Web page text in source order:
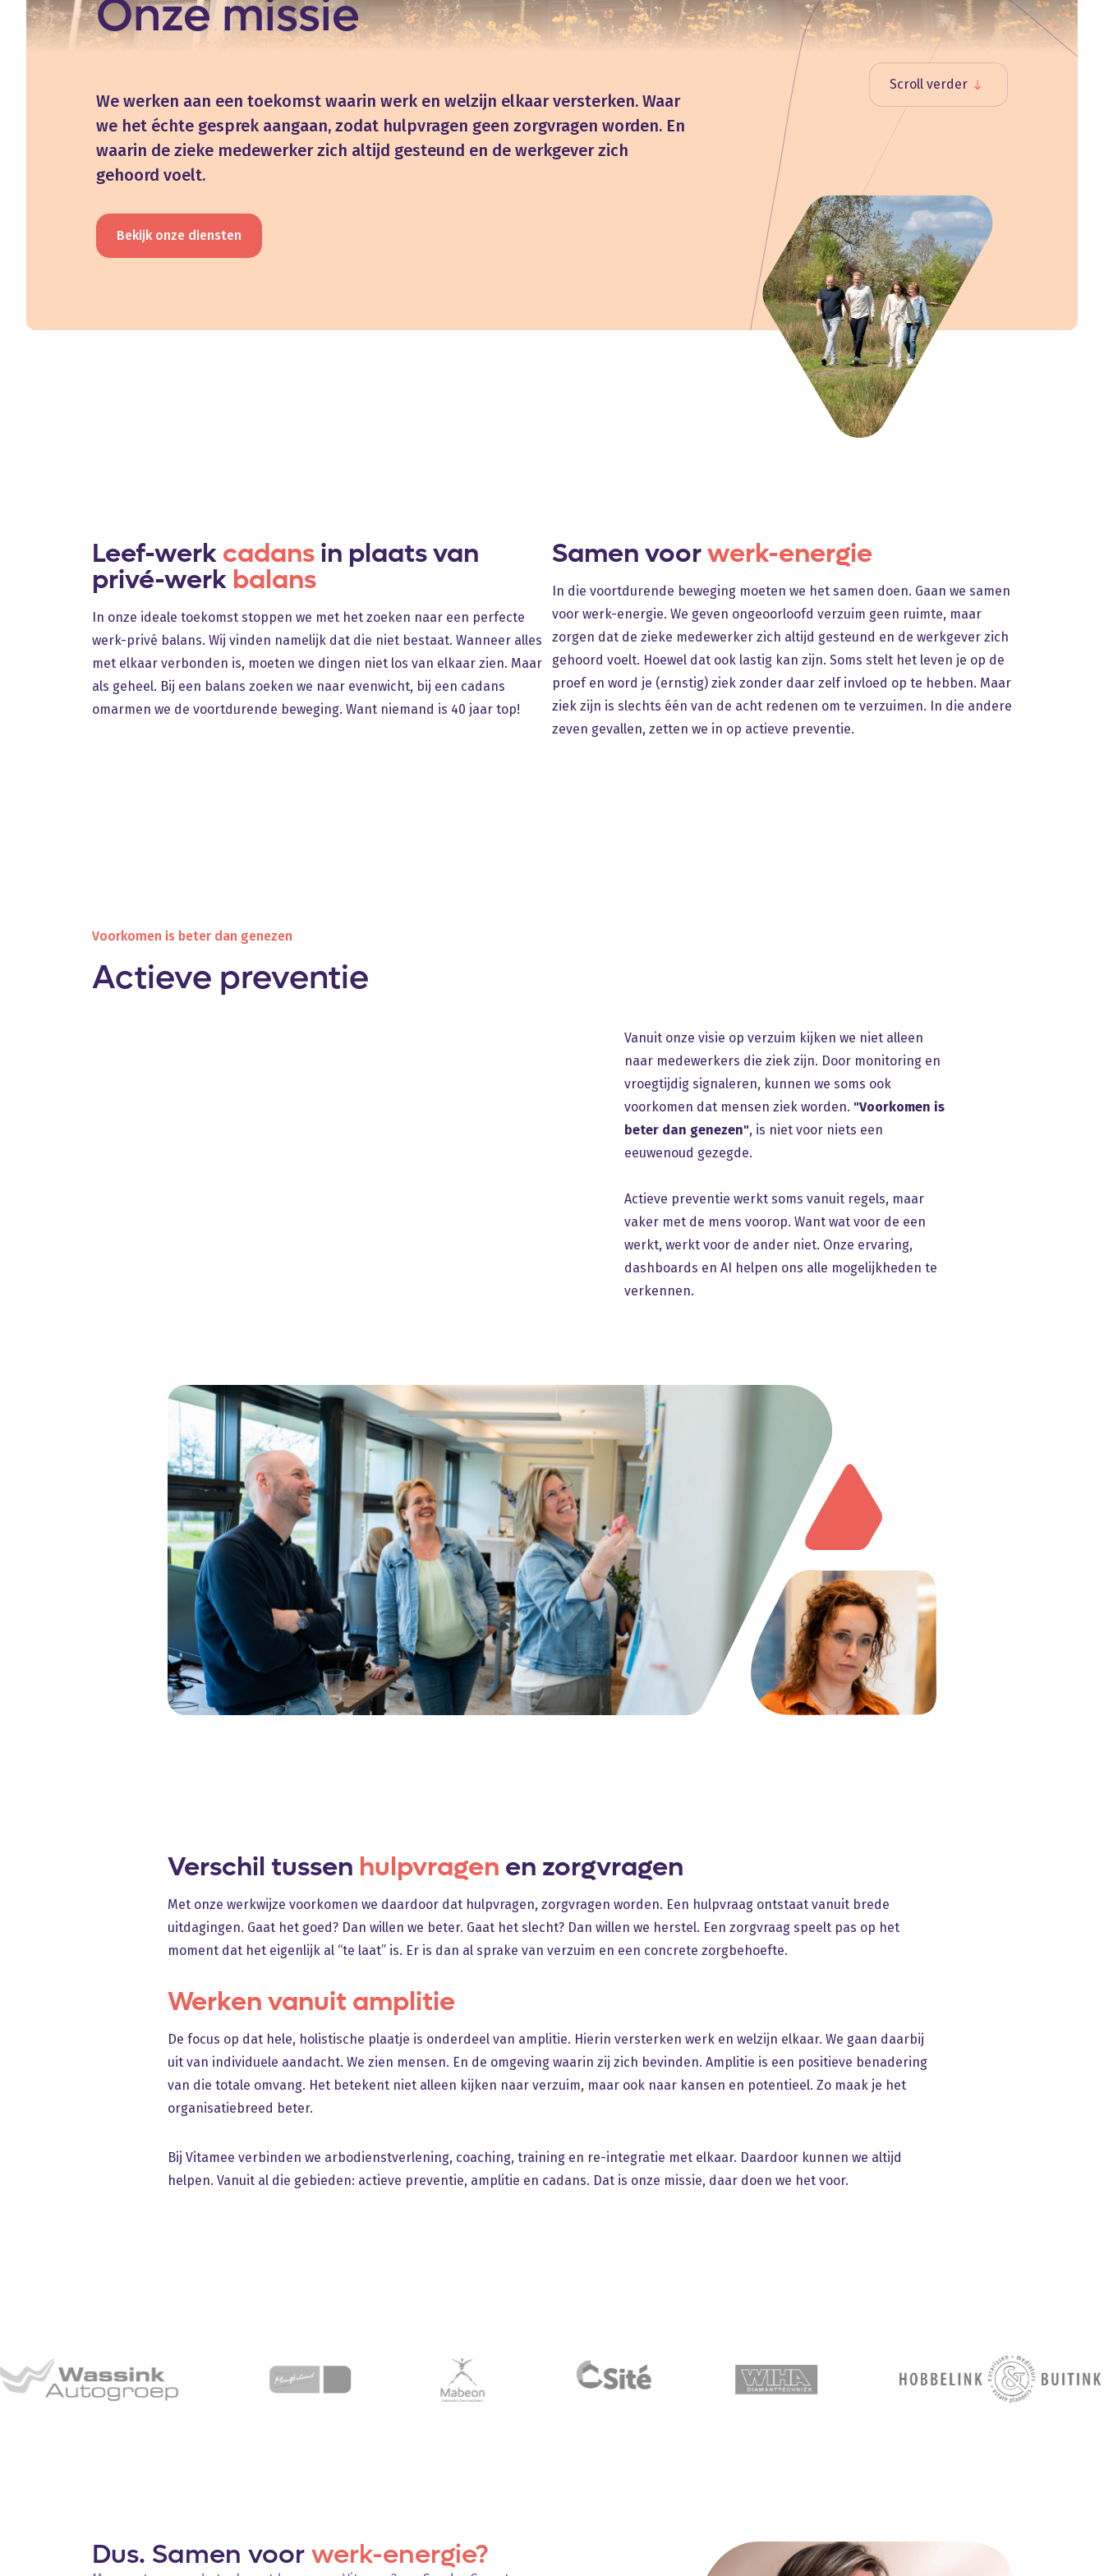
Onzemissie
We werken aan een toekomst waarin werk en welzijn elkaar versterken. Waar
we het échte gesprek aangaan, zodat hulpvragen geen zorgvragen worden. En
waarin de zieke medewerker zich altijd gesteund en de werkgever zich
gehoord voelt.
Bekijk onze diensten
Scroll verder
Leef-werkcadansin plaats van
privé-werk balans
In onze ideale toekomst stoppen we met het zoeken naar een perfecte
werk-privé balans. Wij vinden namelijk dat die niet bestaat. Wanneer alles
met elkaar verbonden is, moeten we dingen niet los van elkaar zien. Maar
als geheel. Bij een balans zoeken we naar evenwicht, bij een cadans
omarmen we de voortdurende beweging. Want niemand is 40 jaar top!
Samen voorwerk-energie
In die voortdurende beweging moeten we het samen doen. Gaan we samen
voor werk-energie. We geven ongeoorloofd verzuim geen ruimte, maar
zorgen dat de zieke medewerker zich altijd gesteund en de werkgever zich
gehoord voelt. Hoewel dat ook lastig kan zijn. Soms stelt het leven je op de
proef en word je (ernstig) ziek zonder daar zelf invloed op te hebben. Maar
ziek zijn is slechts één van de acht redenen om te verzuimen. In die andere
zeven gevallen, zetten we in op actieve preventie.
Voorkomen is beter dan genezen
Actieve preventie
Vanuit onze visie op verzuim kijken we niet alleen
naar medewerkers die ziek zijn. Door monitoring en
vroegtijdig signaleren, kunnen we soms ook
voorkomen dat mensen ziek worden. "Voorkomen is
beter dan genezen", is niet voor niets een
eeuwenoud gezegde.
Actieve preventie werkt soms vanuit regels, maar
vaker met de mens voorop. Want wat voor de een
werkt, werkt voor de ander niet. Onze ervaring,
dashboards en AI helpen ons alle mogelijkheden te
verkennen.
Verschil tussen hulpvragen en zorgvragen
Met onze werkwijze voorkomen we daardoor dat hulpvragen, zorgvragen worden. Een hulpvraag ontstaat vanuit brede
uitdagingen. Gaat het goed? Dan willen we beter. Gaat het slecht? Dan willen we herstel. Een zorgvraag speelt pas op het
moment dat het eigenlijk al “te laat” is. Er is dan al sprake van verzuim en een concrete zorgbehoefte.
Werken vanuit amplitie
De focus op dat hele, holistische plaatje is onderdeel van amplitie. Hierin versterken werk en welzijn elkaar. We gaan daarbij
uit van individuele aandacht. We zien mensen. En de omgeving waarin zij zich bevinden. Amplitie is een positieve benadering
van die totale omvang. Het betekent niet alleen kijken naar verzuim, maar ook naar kansen en potentieel. Zo maak je het
organisatiebreed beter.
Bij Vitamee verbinden we arbodienstverlening, coaching, training en re-integratie met elkaar. Daardoor kunnen we altijd
helpen. Vanuit al die gebieden: actieve preventie, amplitie en cadans. Dat is onze missie, daar doen we het voor.
Dus. Samen voorwerk-energie?